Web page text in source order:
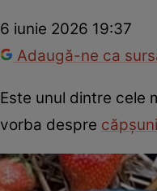
6 iunie 2026 19:37
Adaugă-ne ca
Este unul dintre cele
vorba despre căpșuni